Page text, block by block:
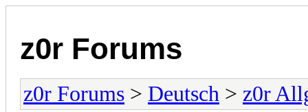
z0r Forums
z0r Forums > Deutsch > z0r